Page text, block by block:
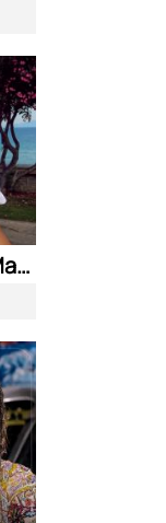
Симона Загорова и Мартин Светломиров